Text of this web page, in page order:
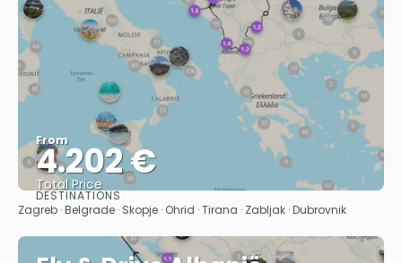
From
4.202 €
Total Price
See
DESTINATIONS
Zagreb · Belgrade · Skopje · Ohrid · Tirana · Zabljak · Dubrovnik